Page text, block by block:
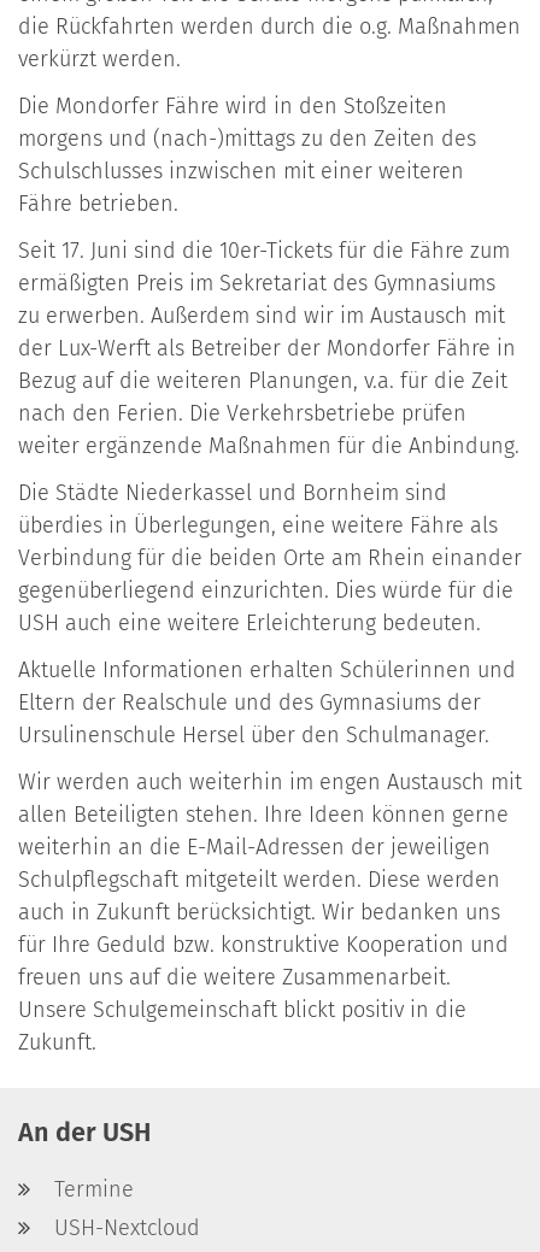
die Rückfahrten werden durch die o.g. Maßnahmen
verkürzt werden.
Die Mondorfer Fähre wird in den Stoßzeiten
morgens und (nach-)mittags zu den Zeiten des
Schulschlusses inzwischen mit einer weiteren
Fähre betrieben.
Seit 17. Juni sind die 10er-Tickets für die Fähre zum
ermäßigten Preis im Sekretariat des Gymnasiums
zu erwerben. Außerdem sind wir im Austausch mit
der Lux-Werft als Betreiber der Mondorfer Fähre in
Bezug auf die weiteren Planungen, v.a. für die Zeit
nach den Ferien. Die Verkehrsbetriebe prüfen
weiter ergänzende Maßnahmen für die Anbindung.
Die Städte Niederkassel und Bornheim sind
überdies in Überlegungen, eine weitere Fähre als
Verbindung für die beiden Orte am Rhein einander
gegenüberliegend einzurichten. Dies würde für die
USH auch eine weitere Erleichterung bedeuten.
Aktuelle Informationen erhalten Schülerinnen und
Eltern der Realschule und des Gymnasiums der
Ursulinenschule Hersel über den Schulmanager.
Wir werden auch weiterhin im engen Austausch mit
allen Beteiligten stehen. Ihre Ideen können gerne
weiterhin an die E-Mail-Adressen der jeweiligen
Schulpflegschaft mitgeteilt werden. Diese werden
auch in Zukunft berücksichtigt. Wir bedanken uns
für Ihre Geduld bzw. konstruktive Kooperation und
freuen uns auf die weitere Zusammenarbeit.
Unsere Schulgemeinschaft blickt positiv in die
Zukunft.
An der USH
Termine
USH-Nextcloud